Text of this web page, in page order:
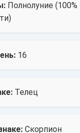
Полнолуние (100%
16
Телец
Скорпион